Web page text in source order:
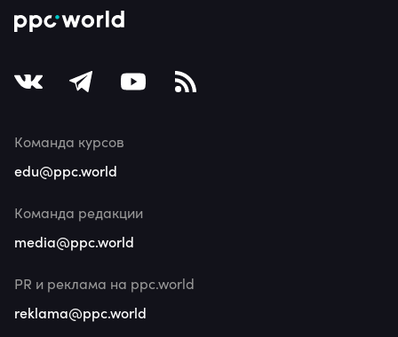
Команда курсов
edu@ppc.world
Команда редакции
media@ppc.world
PR и реклама на ppc.world
reklama@ppc.world